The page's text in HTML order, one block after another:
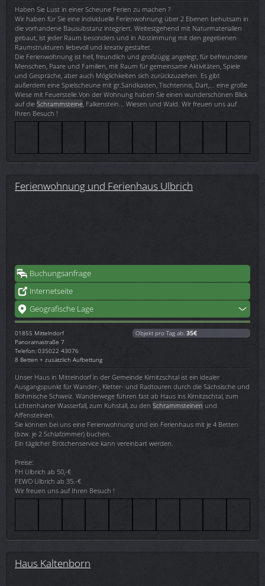
Haben Sie Lust in einer Scheune Ferien zu machen ?
Wir haben für Sie eine individuelle Ferienwohnung über 2 Ebenen behutsam in
die vorhandene Bausubstanz integriert. Weitestgehend mit Naturmaterialien
gebaut, ist jeder Raum besonders und in Abstimmung mit den gegebenen
Raumstrukturen liebevoll und kreativ gestaltet.
Die Ferienwohnung ist hell, freundlich und großzügig angelegt, für befreundete
Menschen, Paare und Familien, mit Raum für gemeinsame Aktivitäten, Spiele
und Gespräche, aber auch Möglichkeiten sich zurückzuziehen. Es gibt
außerdem eine Spielscheune mit gr.Sandkasten, Tischtennis, Dart,... eine große
Wiese mit Feuerstelle.Von der Wohnung haben Sie einen wunderschönen Blick
auf die Schrammsteine , Falkenstein... Wiesen und Wald. Wir freuen uns auf
Ihren Besuch !
Ferienwohnung und Ferienhaus Ulbrich
Buchungsanfrage
Internetseite
Geografische Lage
01855 Mittelndorf
Panoramastraße 7
Telefon: 035022 43076
8 Betten + zusätzlich Aufbettung
Objekt pro Tag ab: 35€
Unser Haus in Mittelndorf in der Gemeinde Kirnitzschtal ist ein idealer
Ausgangspunkt für Wander-, Kletter- und Radtouren durch die Sächsische und
Böhmische Schweiz. Wanderwege führen fast ab Haus ins Kirnitzschtal, zum
Lichtenhainer Wasserfall, zum Kuhstall, zu den Schrammsteinen und
Affensteinen.
Sie können bei uns eine Ferienwohnung und ein Ferienhaus mit je 4 Betten
(bzw. je 2 Schlafzimmer) buchen.
Ein täglicher Brötchenservice kann vereinbart werden.
Preise:
FH Ulbrich ab 50,-€
FEWO Ulbrich ab 35.-€
Wir freuen uns auf Ihren Besuch !
Haus Kaltenborn